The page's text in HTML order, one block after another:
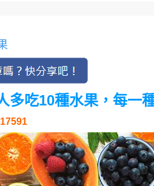
多吃10種水果，每一